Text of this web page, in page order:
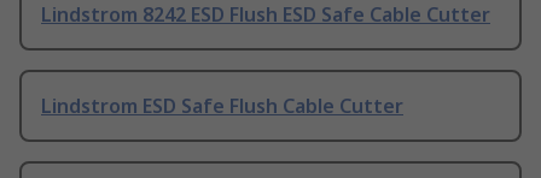
Lindstrom 8242 ESD Flush ESD Safe Cable Cutter
Lindstrom ESD Safe Flush Cable Cutter